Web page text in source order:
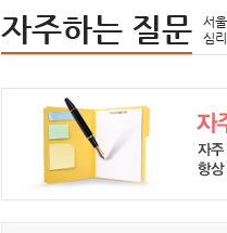
자주하는 질문
서
심